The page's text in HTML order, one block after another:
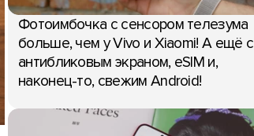
Фотоимбочка с сенсором телезума
больше, чем у Vivo и Xiaomi! А ещё с
антибликовым экраном, eSIM и,
наконец-то, свежим Android!